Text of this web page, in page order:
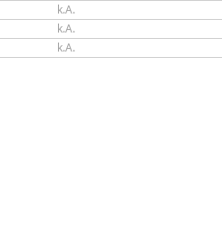
k.A.
k.A.
k.A.